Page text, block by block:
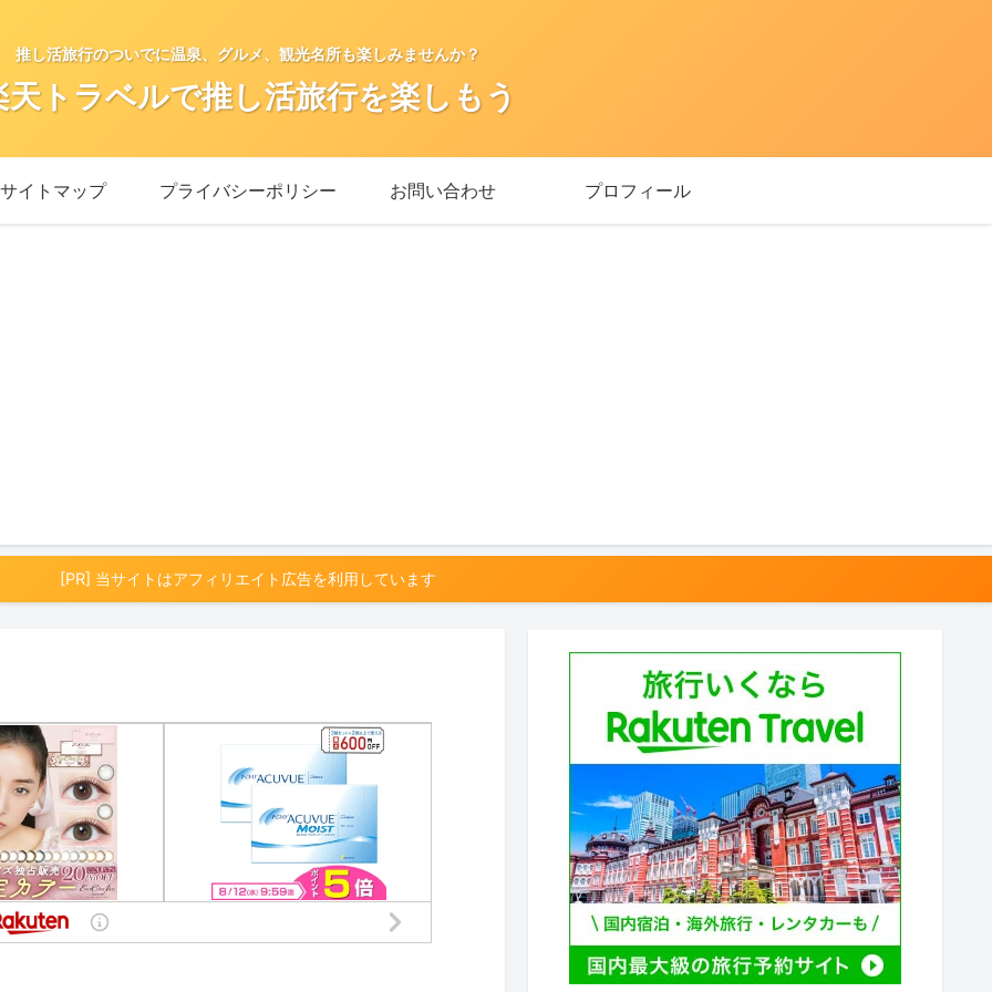
推し活旅行のついでに温泉、グルメ、観光名所も楽しみませんか？
天トラベルで推し活旅行を楽しもう
サイトマップ プライバシーポリシー お問い合わせ プロフィール
[PR] 当サイトはアフィリエイト広告を利用しています